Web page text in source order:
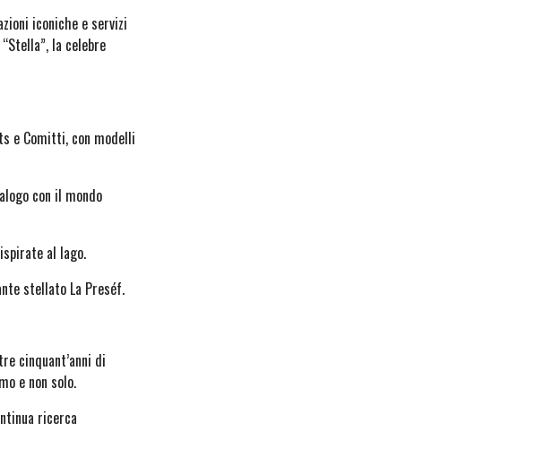
iconiche e servizi
la celebre
e Comitti, con modelli
con il mondo
al lago.
stellato La Preséf.
cinquant’anni di
e non solo.
ricerca